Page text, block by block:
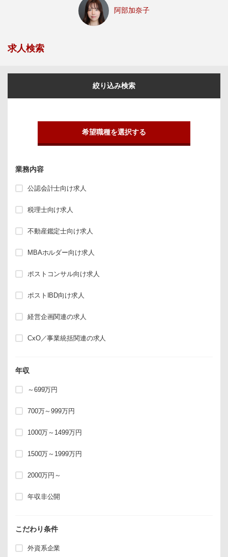
阿部加奈子
求人検索
絞り込み検索
希望職種を選択する
業務内容
公認会計士向け求人
税理士向け求人
不動産鑑定士向け求人
MBAホルダー向け求人
ポストコンサル向け求人
ポストIBD向け求人
経営企画関連の求人
CxO／事業統括関連の求人
年収
～699万円
700万～999万円
1000万～1499万円
1500万～1999万円
2000万円～
年収非公開
こだわり条件
外資系企業